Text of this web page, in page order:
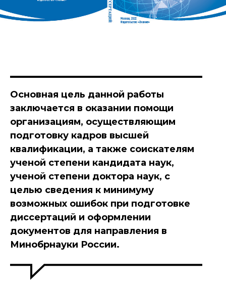
Основная цель данной работы
заключается в оказании помощи
организациям, осуществляющим
подготовку кадров высшей
квалификации, а также соискателям
ученой степени кандидата наук,
ученой степени доктора наук, с
целью сведения к минимуму
возможных ошибок при подготовке
диссертаций и оформлении
документов для направления в
Минобрнауки России.